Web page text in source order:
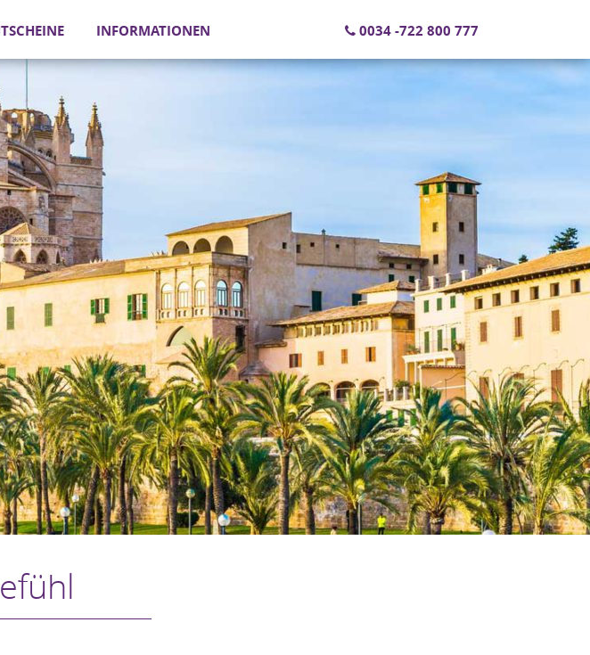
INFORMATIONEN 0034 -722 800 777